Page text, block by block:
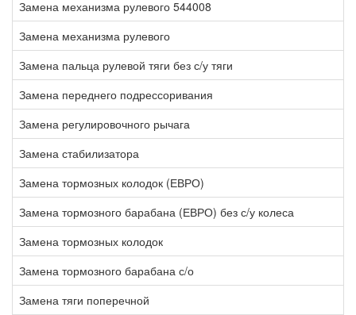
Замена механизма рулевого 544008
Замена механизма рулевого
Замена пальца рулевой тяги без с/у тяги
Замена переднего подрессоривания
Замена регулировочного рычага
Замена стабилизатора
Замена тормозных колодок (ЕВРО)
Замена тормозного барабана (ЕВРО) без с/у колеса
Замена тормозных колодок
Замена тормозного барабана с/о
Замена тяги поперечной